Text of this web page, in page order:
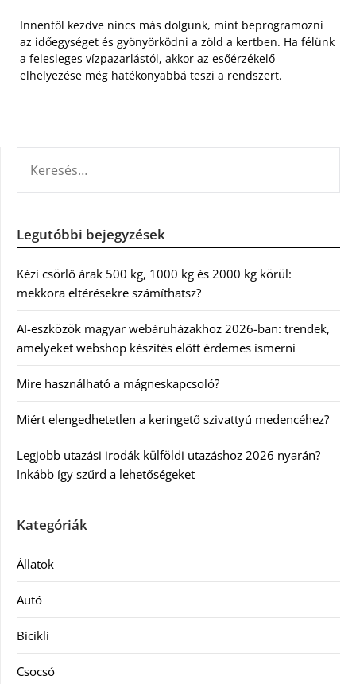
Innentől kezdve nincs más dolgunk, mint beprogramozni
az időegységet és gyönyörködni a zöld a kertben. Ha félünk
a felesleges vízpazarlástól, akkor az esőérzékelő
elhelyezése még hatékonyabbá teszi a rendszert.
Legutóbbi bejegyzések
Kézi csörlő árak 500 kg, 1000 kg és 2000 kg körül:
mekkora eltérésekre számíthatsz?
AI-eszközök magyar webáruházakhoz 2026-ban: trendek,
amelyeket webshop készítés előtt érdemes ismerni
Mire használható a mágneskapcsoló?
Miért elengedhetetlen a keringető szivattyú medencéhez?
Legjobb utazási irodák külföldi utazáshoz 2026 nyarán?
Inkább így szűrd a lehetőségeket
Kategóriák
Állatok
Autó
Bicikli
Csocsó